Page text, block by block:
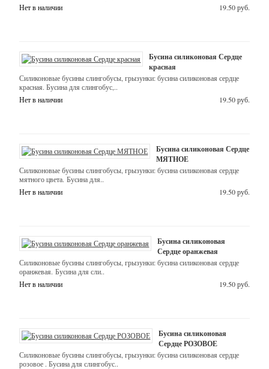
-
-
Русские
силиконовые
-
Силиконовые
бусины
мм
Круглые
12
13*13*14
мм
19.50 руб.
Нет в наличии
Бусина силиконовая Сердце
красная
Силиконовые бусины слингобусы, грызунки: бусина силиконовая сердце
красная. Бусина для слингобус,..
19.50 руб.
Нет в наличии
Бусина силиконовая Сердце
МЯТНОЕ
Силиконовые бусины слингобусы, грызунки: бусина силиконовая сердце
мятного цвета. Бусина для..
19.50 руб.
Нет в наличии
Бусина силиконовая
Сердце оранжевая
Силиконовые бусины слингобусы, грызунки: бусина силиконовая сердце
оранжевая. Бусина для сли..
19.50 руб.
Нет в наличии
Бусина силиконовая
Сердце РОЗОВОЕ
Силиконовые бусины слингобусы, грызунки: бусина силиконовая сердце
розовое . Бусина для слингобус..